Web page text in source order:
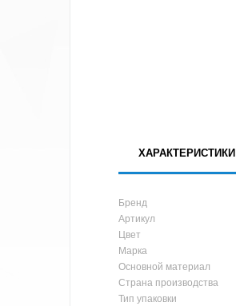
ХАРАКТЕРИСТИКИ
Бренд
Артикул
Цвет
Марка
Основной материал
Страна производства
Тип упаковки